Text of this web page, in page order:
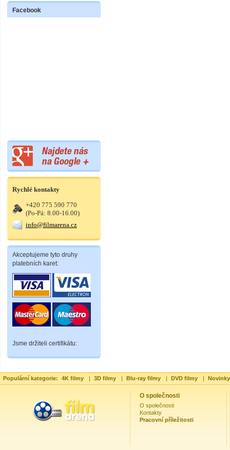
Facebook
Rychlé kontakty
+420 775 590 770
(Po-Pá: 8.00-16.00)
info@filmarena.cz
Akceptujeme tyto druhy
platebních karet:
Jsme držiteli certifikátu:
Populární kategorie: 4K filmy | 3D filmy | Blu-ray filmy | DVD filmy |
O společnosti
O společnosti
Kontakty
Pracovní příležitosti